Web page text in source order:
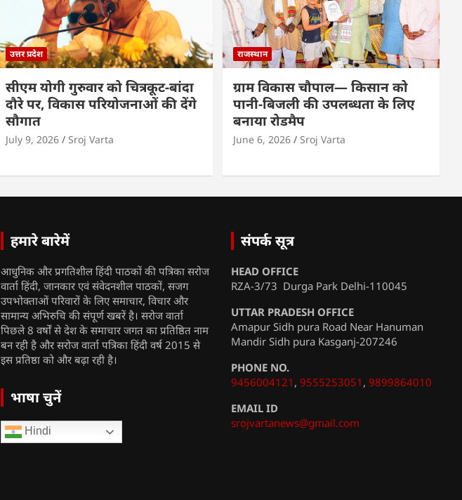
उत्तर प्रदेश
सीएम योगी गुरुवार को चित्रकूट-बांदा
दौरे पर, विकास परियोजनाओं की देंगे
सौगात
July 9, 2026 Sroj Varta
राजस्थान
ग्राम विकास चौपाल— किसान को
पानी-बिजली की उपलब्धता के लिए
बनाया रोडमैप
June 6, 2026 Sroj Varta
हमारे बारेमें
आधुनिक और प्रगतिशील हिंदी पाठकों की पत्रिका सरोज
वार्ता हिंदी, जानकार एवं संवेदनशील पाठकों, सजग
उपभोक्ताओं परिवारों के लिए समाचार, विचार और
सामान्य अभिरुचि की संपूर्ण खबरें है। सरोज वार्ता
पिछले 8 वर्षों से देश के समाचार जगत का प्रतिष्ठित नाम
बन रही है और सरोज वार्ता पत्रिका हिंदी वर्ष 2015 से
इस प्रतिष्ठा को और बढ़ा रही है।
भाषा चुनें
Hindi
संपर्क सूत्र
HEAD OFFICE
RZA-3/73 Durga Park Delhi-110045
UTTAR PRADESH OFFICE
Amapur Sidh pura Road Near Hanuman
Mandir Sidh pura Kasganj-207246
PHONE NO.
9456004121 , 9555253051 , 9899864010
EMAIL ID
srojvartanews@gmail.com